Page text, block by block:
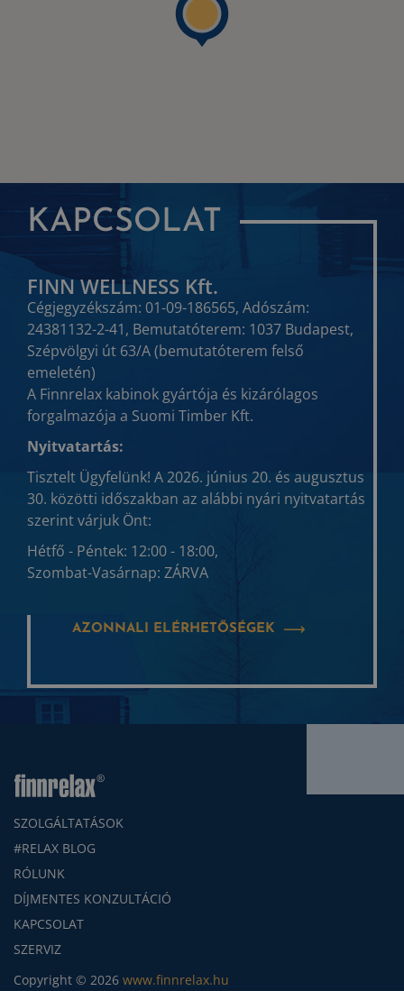
KAPCSOLAT
FINN WELLNESS Kft.
Cégjegyzékszám: 01-09-186565, Adószám:
24381132-2-41, Bemutatóterem: 1037 Budapest,
Szépvölgyi út 63/A (bemutatóterem felső
emeletén)
A Finnrelax kabinok gyártója és kizárólagos
forgalmazója a Suomi Timber Kft.
Nyitvatartás:
Tisztelt Ügyfelünk! A 2026. június 20. és augusztus
30. közötti időszakban az alábbi nyári nyitvatartás
szerint várjuk Önt:
Hétfő - Péntek: 12:00 - 18:00,
Szombat-Vasárnap: ZÁRVA
AZONNALI ELÉRHETŐSÉGEK
SZOLGÁLTATÁSOK
#RELAX BLOG
RÓLUNK
DÍJMENTES KONZULTÁCIÓ
KAPCSOLAT
SZERVIZ
Copyright © 2026 www.finnrelax.hu